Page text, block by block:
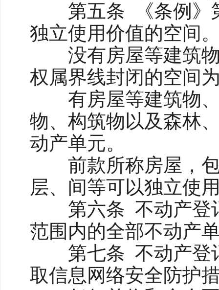
第五条 《条例》第
独立使用价值的空间
没有房屋等建筑物
权属界线封闭的空间
有房屋等建筑物、
物、构筑物以及森林
动产单元。
前款所称房屋，包
层、间等可以独立使
第六条 不动产登记
范围内的全部不动产
第七条 不动产登记
取信息网络安全防护